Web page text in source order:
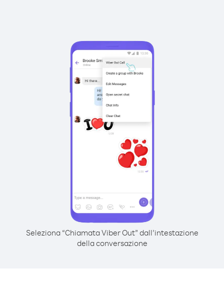
Seleziona “Chiamata Viber Out” dall’intestazione
della conversazione